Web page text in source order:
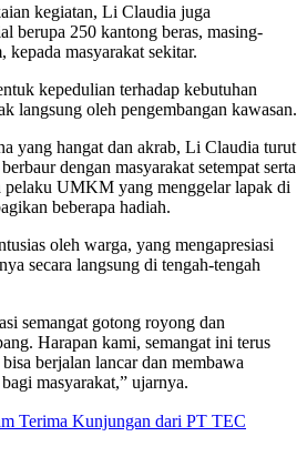
kegiatan, Li Claudia juga
berupa 250 kantong beras, masing-
kepada masyarakat sekitar.
kepedulian terhadap kebutuhan
langsung oleh pengembangan kawasan.
yang hangat dan akrab, Li Claudia turut
dengan masyarakat setempat serta
pelaku UMKM yang menggelar lapak di
beberapa hadiah.
oleh warga, yang mengapresiasi
secara langsung di tengah-tengah
semangat gotong royong dan
Harapan kami, semangat ini terus
berjalan lancar dan membawa
masyarakat,” ujarnya.
Terima Kunjungan dari PT TEC